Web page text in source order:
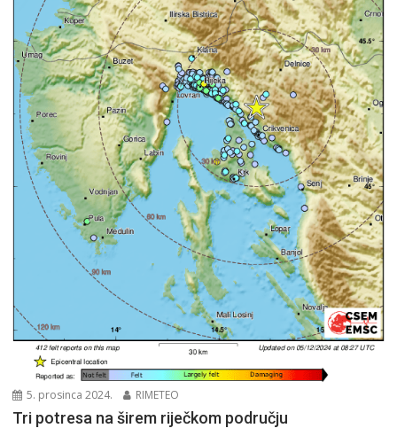
5. prosinca 2024. RIMETEO
Tri potresa na širem riječkom području